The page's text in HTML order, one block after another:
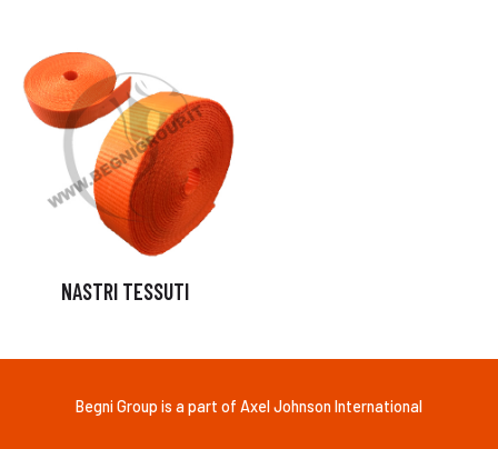
NASTRI TESSUTI
Begni Group is a part of Axel Johnson International